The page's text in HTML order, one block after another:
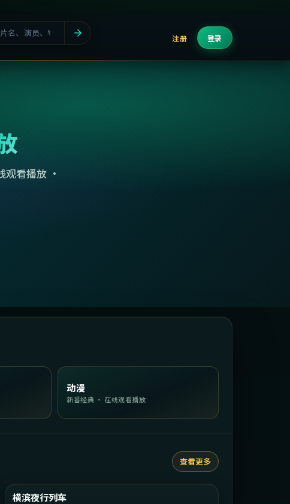
注册 登录
观看播放 ·
动漫
新番经典 · 在线观看播放
查看更多
精选
1:57:19
横滨夜行列车